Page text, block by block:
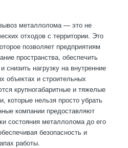
металлолома — это не
отходов с территории. Это
позволяет предприятиям
пространства, обеспечить
снизить нагрузку на внутренние
и строительных
крупногабаритные и тяжелые
которые нельзя просто убрать
компании предоставляют
состояния металлолома до его
безопасность и
работы.